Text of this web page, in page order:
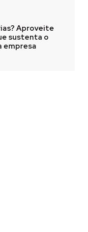
Aproveite
sustenta o
empresa